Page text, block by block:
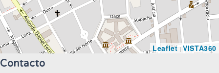
Leaflet |VISTA360
Contacto